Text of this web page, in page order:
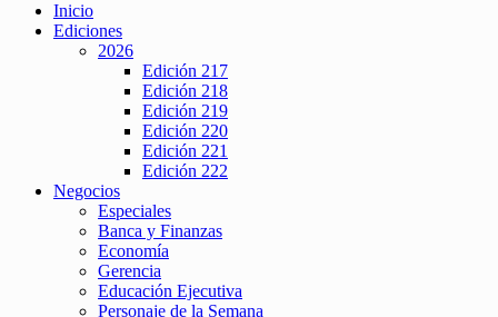
Inicio
Ediciones
2026
Edición 217
Edición 218
Edición 219
Edición 220
Edición 221
Edición 222
Negocios
Especiales
Banca y Finanzas
Economía
Gerencia
Educación Ejecutiva
Personaje de la Semana